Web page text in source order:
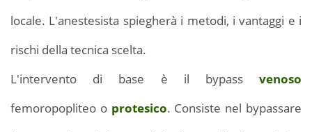
locale. L'anestesista spiegherà i metodi, i vantaggi e i
rischi della tecnica scelta.
L'intervento di base è il bypass venoso
femoropopliteo o protesico. Consiste nel bypassare